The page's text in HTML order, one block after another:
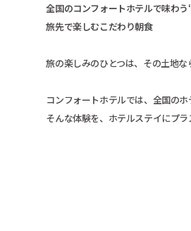
全国のコンフォートホテルで味わ
旅先で楽しむこだわり朝食
旅の楽しみのひとつは、その土地な
コンフォートホテルでは、全国の
そんな体験を、ホテルステイにプラ